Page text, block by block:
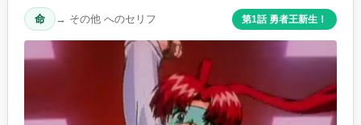
命 → その他 へのセリフ 第1話 勇者王新生！